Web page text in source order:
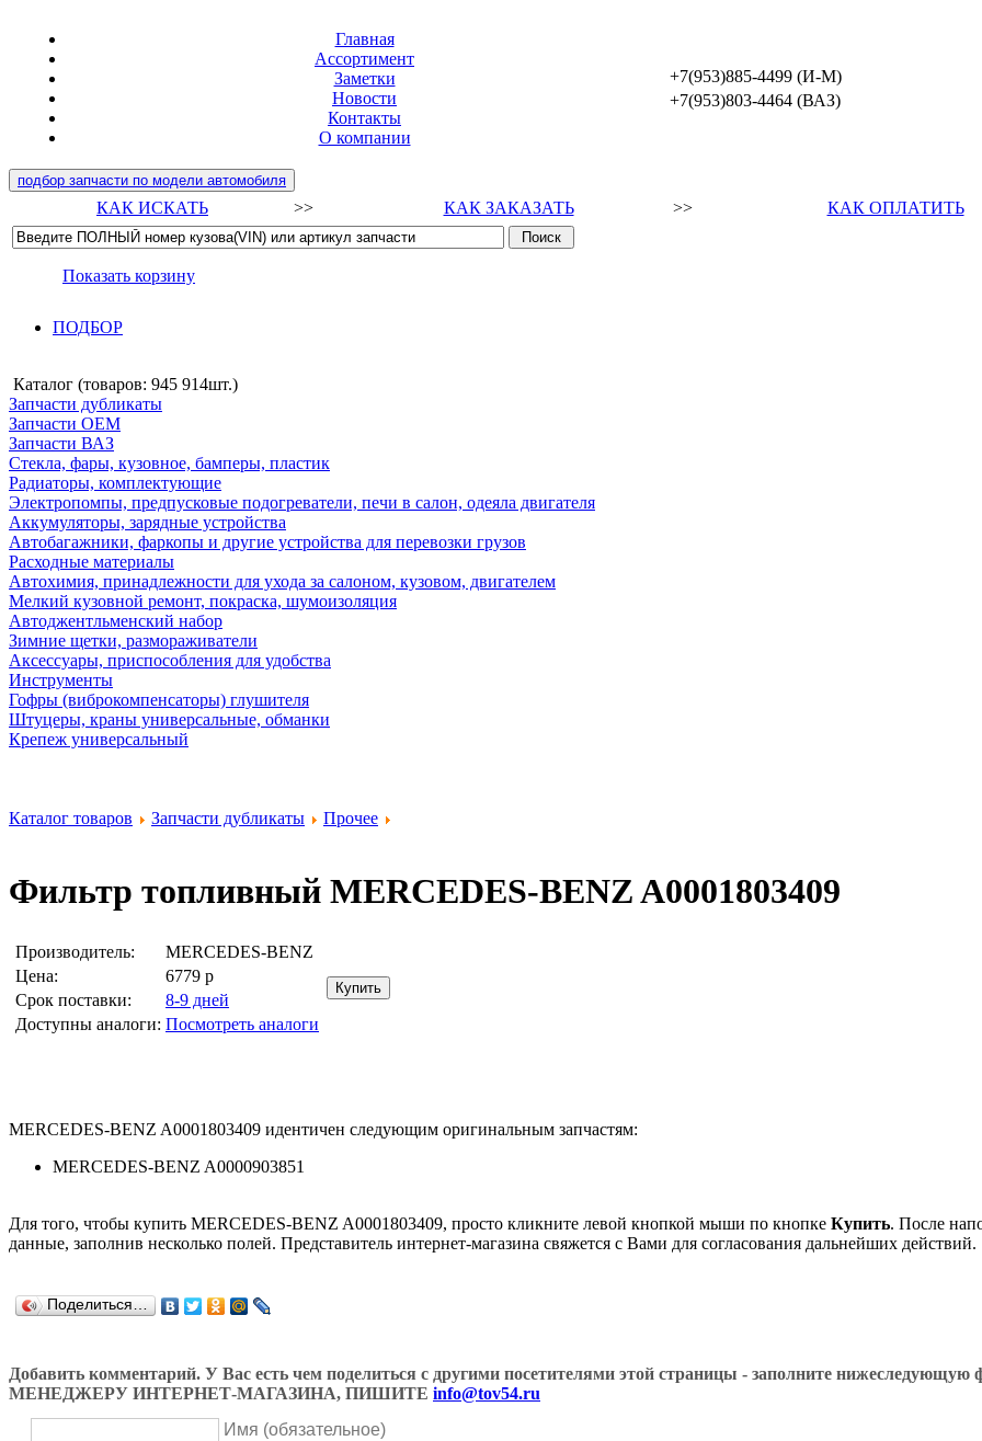
Главная
Ассортимент
Заметки
Новости
Контакты
О компании
+7(953)885-4499 (И-М)
+7(953)803-4464 (ВАЗ)
подбор запчасти по модели автомобиля
КАК ИСКАТЬ >> КАК ЗАКАЗАТЬ >> КАК ОПЛАТИТЬ
Показать корзину
ПОДБОР
Каталог (товаров: 945 914шт.)
Запчасти дубликаты
Запчасти ОЕМ
Запчасти ВАЗ
Стекла, фары, кузовное, бамперы, пластик
Радиаторы, комплектующие
Электропомпы, предпусковые подогреватели, печи в салон, одеяла двигателя
Аккумуляторы, зарядные устройства
Автобагажники, фаркопы и другие устройства для перевозки грузов
Расходные материалы
Автохимия, принадлежности для ухода за салоном, кузовом, двигателем
Мелкий кузовной ремонт, покраска, шумоизоляция
Автоджентльменский набор
Зимние щетки, размораживатели
Аксессуары, приспособления для удобства
Инструменты
Гофры (виброкомпенсаторы) глушителя
Штуцеры, краны универсальные, обманки
Крепеж универсальный
Каталог товаров Запчасти дубликаты Прочее
Фильтр топливный MERCEDES-BENZ A0001803409
Производитель:
MERCEDES-BENZ
Цена:
6779 р
Срок поставки:
8-9 дней
Доступны аналоги: Посмотреть аналоги
MERCEDES-BENZ A0001803409 идентичен следующим оригинальным запчастям:
MERCEDES-BENZ A0000903851
Для того, чтобы купить MERCEDES-BENZ A0001803409, просто кликните левой кнопкой мыши по кнопке Купить. После
данные, заполнив несколько полей. Представитель интернет-магазина свяжется с Вами для согласования дальнейших действий.
Поделиться…
Добавить комментарий. У Вас есть чем поделиться с другими посетителями этой страницы - заполните
МЕНЕДЖЕРУ ИНТЕРНЕТ-МАГАЗИНА, ПИШИТЕ info@tov54.ru
Имя (обязательное)